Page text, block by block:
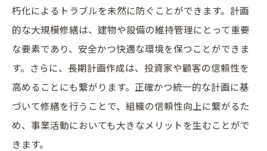
朽化によるトラブルを未然に防ぐことができます。計画
的な大規模修繕は、建物や設備の維持管理にとって重要
な要素であり、安全かつ快適な環境を保つことができま
す。さらに、長期計画作成は、投資家や顧客の信頼性を
高めることにも繋がります。正確かつ統一的な計画に基
づいて修繕を行うことで、組織の信頼性向上に繋がるた
め、事業活動においても大きなメリットを生むことがで
きます。